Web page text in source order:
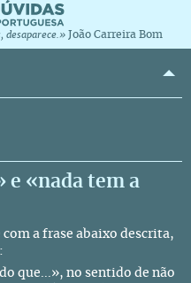
desaparece.» João Carreira Bom
e «nada tem a
a frase abaixo descrita,
que...», no sentido de não